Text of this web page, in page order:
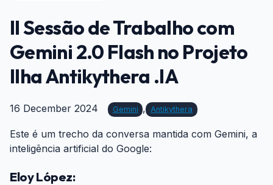
II Sessão de Trabalho com
Gemini 2.0 Flash no Projeto
Ilha Antikythera .IA
16 December 2024 Gemini , Antikythera
Este é um trecho da conversa mantida com Gemini, a
inteligência artificial do Google:
Eloy López: